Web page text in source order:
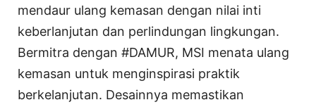
mendaur ulang kemasan dengan nilai inti
keberlanjutan dan perlindungan lingkungan.
Bermitra dengan #DAMUR, MSI menata ulang
kemasan untuk menginspirasi praktik
berkelanjutan. Desainnya memastikan